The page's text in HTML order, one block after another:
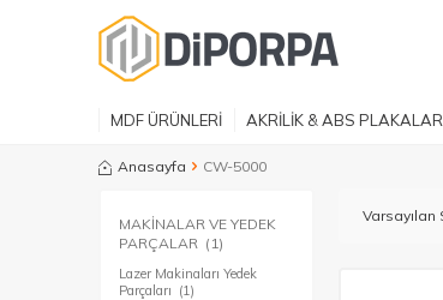
MDF ÜRÜNLERİ AKRİLİK & ABS PLAKALAR
Anasayfa CW-5000
MAKİNALAR VE YEDEK
PARÇALAR (1)
Lazer Makinaları Yedek
Parçaları (1)